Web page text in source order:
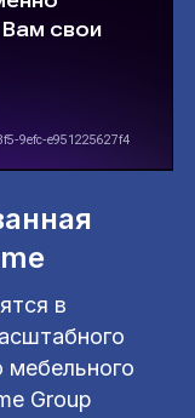
в
мебельного
Group